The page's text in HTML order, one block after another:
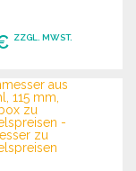
ZZGL. MWST.
anfordern